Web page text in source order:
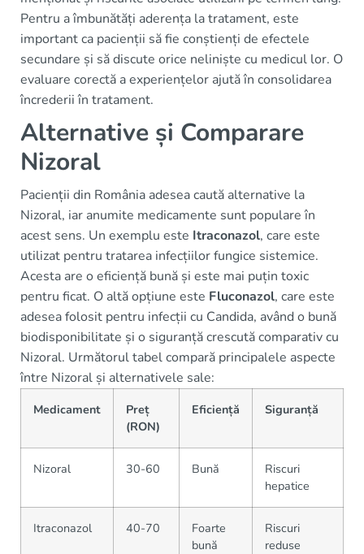
Pentru a îmbunătăți aderența la tratament, este
important ca pacienții să fie conștienți de efectele
secundare și să discute orice neliniște cu medicul lor. O
evaluare corectă a experiențelor ajută în consolidarea
încrederii în tratament.
Alternative și Comparare
Nizoral
Pacienții din România adesea caută alternative la
Nizoral, iar anumite medicamente sunt populare în
acest sens. Un exemplu este Itraconazol, care este
utilizat pentru tratarea infecțiilor fungice sistemice.
Acesta are o eficiență bună și este mai puțin toxic
pentru ficat. O altă opțiune este Fluconazol, care este
adesea folosit pentru infecții cu Candida, având o bună
biodisponibilitate și o siguranță crescută comparativ cu
Nizoral. Următorul tabel compară principalele aspecte
între Nizoral și alternativele sale:
Medicament
Preț
(RON)
Eficiență Siguranță
Nizoral 30-60 Bună
Riscuri
hepatice
Itraconazol 40-70
Foarte
bună
Riscuri
reduse